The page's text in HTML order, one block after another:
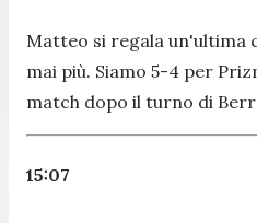
Matteo si regala un'ultima
mai più. Siamo 5-4 per
match dopo il turno di
15:07